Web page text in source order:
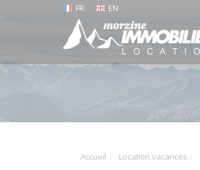
FR EN
Accueil Location vacances